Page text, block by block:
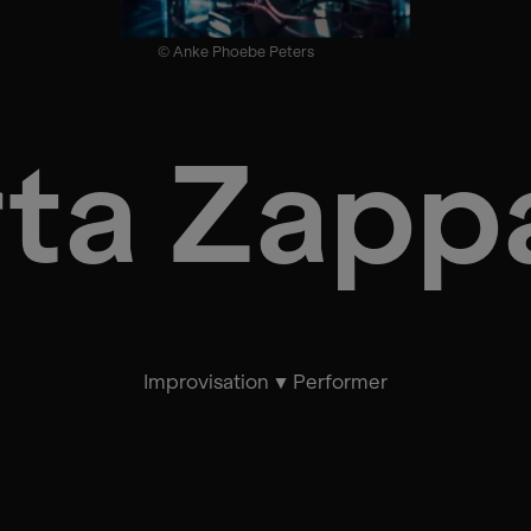
© Anke Phoebe Peters
Improvisation Performer